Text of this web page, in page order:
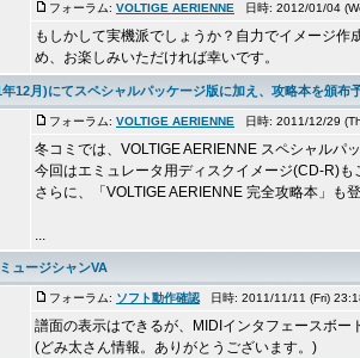
フォーラム: VOLTIGE AERIENNE 日時: 2012/01/04
もしかして実機派でしょうか？自力でイメージ
め、お楽しみいただければ幸いです。
年12月)にてスペシャルパッケージ版に加え、攻略本を頒布
フォーラム: VOLTIGE AERIENNE 日時: 2011/12/29
冬コミでは、VOLTIGE AERIENNE スペシャルパ
今回はエミュレータ用ディスクイメージ(CD-R)も
さらに、「VOLTIGE AERIENNE 完全攻略本」も
...
ュージシャンVA
フォーラム: ソフト動作確認 日時: 2011/11/11 (Fri)
譜面の表示はできるが、MIDIインタフェースボー
(どみ太さん情報。ありがとうございます。)